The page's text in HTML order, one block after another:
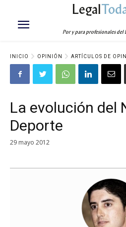
Legal
Por y para profesionales del
INICIO OPINIÓN ARTÍCULOS DE
La evolución del
Deporte
29 mayo 2012